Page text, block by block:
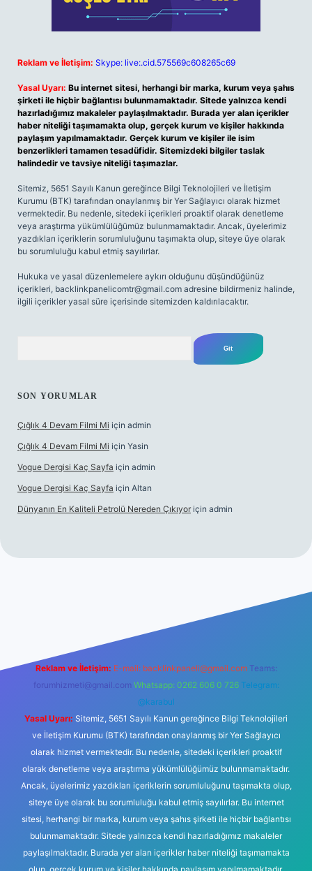
Reklam ve İletişim: Skype: live:.cid.575569c608265c69
Yasal Uyarı: Bu internet sitesi, herhangi bir marka, kurum veya şahıs
şirketi ile hiçbir bağlantısı bulunmamaktadır. Sitede yalnızca kendi
hazırladığımız makaleler paylaşılmaktadır. Burada yer alan içerikler
haber niteliği taşımamakta olup, gerçek kurum ve kişiler hakkında
paylaşım yapılmamaktadır. Gerçek kurum ve kişiler ile isim
benzerlikleri tamamen tesadüfidir. Sitemizdeki bilgiler taslak
halindedir ve tavsiye niteliği taşımazlar.
Sitemiz, 5651 Sayılı Kanun gereğince Bilgi Teknolojileri ve İletişim
Kurumu (BTK) tarafından onaylanmış bir Yer Sağlayıcı olarak hizmet
vermektedir. Bu nedenle, sitedeki içerikleri proaktif olarak denetleme
veya araştırma yükümlülüğümüz bulunmamaktadır. Ancak, üyelerimiz
yazdıkları içeriklerin sorumluluğunu taşımakta olup, siteye üye olarak
bu sorumluluğu kabul etmiş sayılırlar.
Hukuka ve yasal düzenlemelere aykırı olduğunu düşündüğünüz
içerikleri, backlinkpanelicomtr@gmail.com adresine bildirmeniz halinde,
ilgili içerikler yasal süre içerisinde sitemizden kaldırılacaktır.
SON YORUMLAR
Çığlık 4 Devam Filmi Mi için admin
Çığlık 4 Devam Filmi Mi için Yasin
Vogue Dergisi Kaç Sayfa için admin
Vogue Dergisi Kaç Sayfa için Altan
Dünyanın En Kaliteli Petrolü Nereden Çıkıyor için admin
Reklam ve İletişim: E-mail: backlinkpaneli@gmail.com Teams:
forumhizmeti@gmail.com Whatsapp: 0262 606 0 726 Telegram:
@karabul
Yasal Uyarı: Sitemiz, 5651 Sayılı Kanun gereğince Bilgi Teknolojileri
ve İletişim Kurumu (BTK) tarafından onaylanmış bir Yer Sağlayıcı
olarak hizmet vermektedir. Bu nedenle, sitedeki içerikleri proaktif
olarak denetleme veya araştırma yükümlülüğümüz bulunmamaktadır.
Ancak, üyelerimiz yazdıkları içeriklerin sorumluluğunu taşımakta olup,
siteye üye olarak bu sorumluluğu kabul etmiş sayılırlar. Bu internet
sitesi, herhangi bir marka, kurum veya şahıs şirketi ile hiçbir bağlantısı
bulunmamaktadır. Sitede yalnızca kendi hazırladığımız makaleler
paylaşılmaktadır. Burada yer alan içerikler haber niteliği taşımamakta